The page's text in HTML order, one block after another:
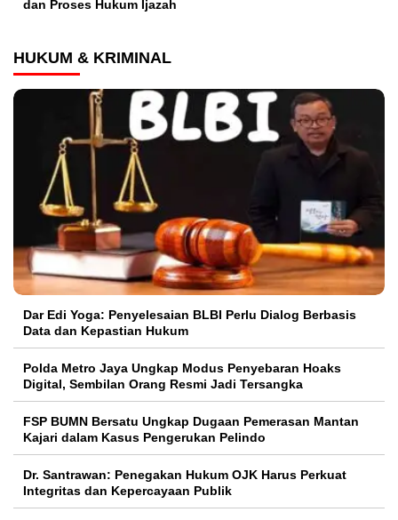
dan Proses Hukum Ijazah
HUKUM & KRIMINAL
Dar Edi Yoga: Penyelesaian BLBI Perlu Dialog Berbasis
Data dan Kepastian Hukum
Polda Metro Jaya Ungkap Modus Penyebaran Hoaks
Digital, Sembilan Orang Resmi Jadi Tersangka
FSP BUMN Bersatu Ungkap Dugaan Pemerasan Mantan
Kajari dalam Kasus Pengerukan Pelindo
Dr. Santrawan: Penegakan Hukum OJK Harus Perkuat
Integritas dan Kepercayaan Publik